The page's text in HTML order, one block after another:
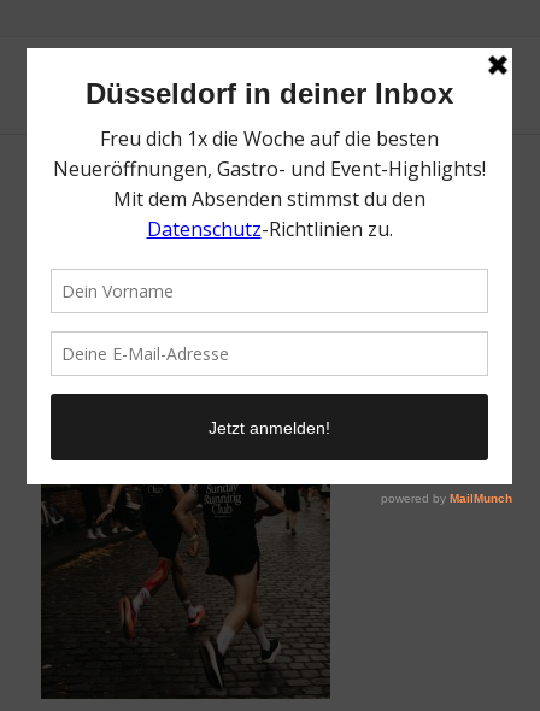
Another Cotton Lab | Mr. Düsseldorf |